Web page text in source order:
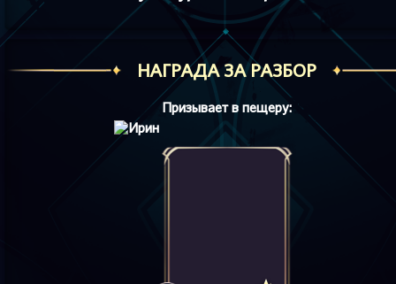
НАГРАДА ЗА РАЗБОР
Призывает в пещеру: